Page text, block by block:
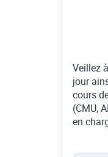
Veillez
jour
cours
(CMU,
en